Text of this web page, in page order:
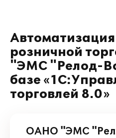
розничной
"ЭМС "Релод-
базе
торговлей 8.0»
ОАНО "ЭМС